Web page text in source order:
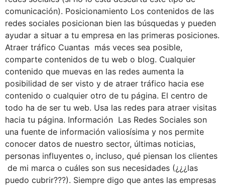
comunicación). Posicionamiento Los contenidos de las
redes sociales posicionan bien las búsquedas y pueden
ayudar a situar a tu empresa en las primeras posiciones.
Atraer tráfico Cuantas más veces sea posible,
comparte contenidos de tu web o blog. Cualquier
contenido que muevas en las redes aumenta la
posibilidad de ser visto y de atraer tráfico hacia ese
contenido o cualquier otro de tu página. El centro de
todo ha de ser tu web. Usa las redes para atraer visitas
hacia tu página. Información Las Redes Sociales son
una fuente de información valiosísima y nos permite
conocer datos de nuestro sector, últimas noticias,
personas influyentes o, incluso, qué piensan los clientes
de mi marca o cuáles son sus necesidades (¿¿¿las
puedo cubrir???). Siempre digo que antes las empresas